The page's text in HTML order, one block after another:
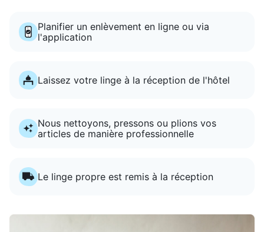
Planifier un enlèvement en ligne ou via
l'application
Laissez votre linge à la réception de l'hôtel
Nous nettoyons, pressons ou plions vos
articles de manière professionnelle
Le linge propre est remis à la réception